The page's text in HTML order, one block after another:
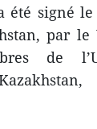
été signé le
​par
de